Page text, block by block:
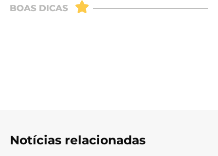
Notícias relacionadas